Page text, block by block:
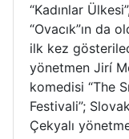
“Kadınlar
“Ovacık”ın da
ilk kez
yönetmen Jirí
komedisi “The
Festivali”;
Çekyalı